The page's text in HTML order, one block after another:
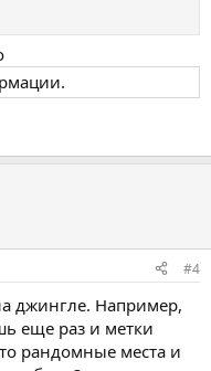
#4
джингле. Например,
еще раз и метки
рандомные места и